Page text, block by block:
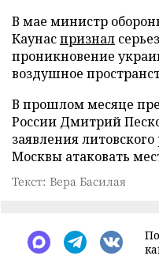
В мае министр
Каунаспризнал
проникновение
воздушное
В прошлом месяце
России Дмитрий
заявления
Москвы атаковать
Текст: Вера Басилая